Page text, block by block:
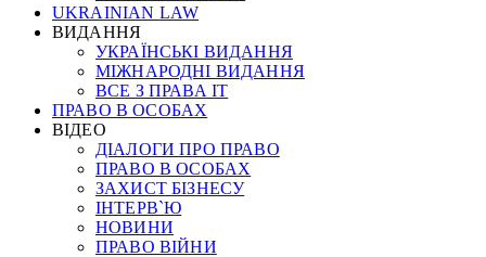
UKRAINIAN LAW
ВИДАННЯ
УКРАЇНСЬКІ ВИДАННЯ
МІЖНАРОДНІ ВИДАННЯ
ВСЕ З ПРАВА ІТ
ПРАВО В ОСОБАХ
ВІДЕО
ДІАЛОГИ ПРО ПРАВО
ПРАВО В ОСОБАХ
ЗАХИСТ БІЗНЕСУ
ІНТЕРВ`Ю
НОВИНИ
ПРАВО ВІЙНИ